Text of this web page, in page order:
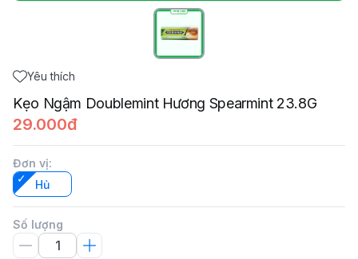
Yêu thích
Kẹo Ngậm Doublemint Hương Spearmint 23.8G
29.000đ
Đơn vị:
Hủ
Số lượng